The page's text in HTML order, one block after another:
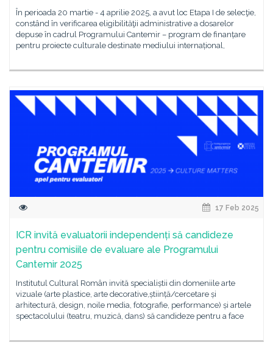
În perioada 20 martie - 4 aprilie 2025, a avut loc Etapa I de selecţie,
constând în verificarea eligibilităţii administrative a dosarelor
depuse în cadrul Programului Cantemir – program de finanțare
pentru proiecte culturale destinate mediului internațional,
17 Feb 2025
ICR invită evaluatorii independenți să candideze
pentru comisiile de evaluare ale Programului
Cantemir 2025
Institutul Cultural Român invită specialiștii din domeniile arte
vizuale (arte plastice, arte decorative,știință/cercetare și
arhitectură, design, noile media, fotografie, performance) și artele
spectacolului (teatru, muzică, dans) să candideze pentru a face